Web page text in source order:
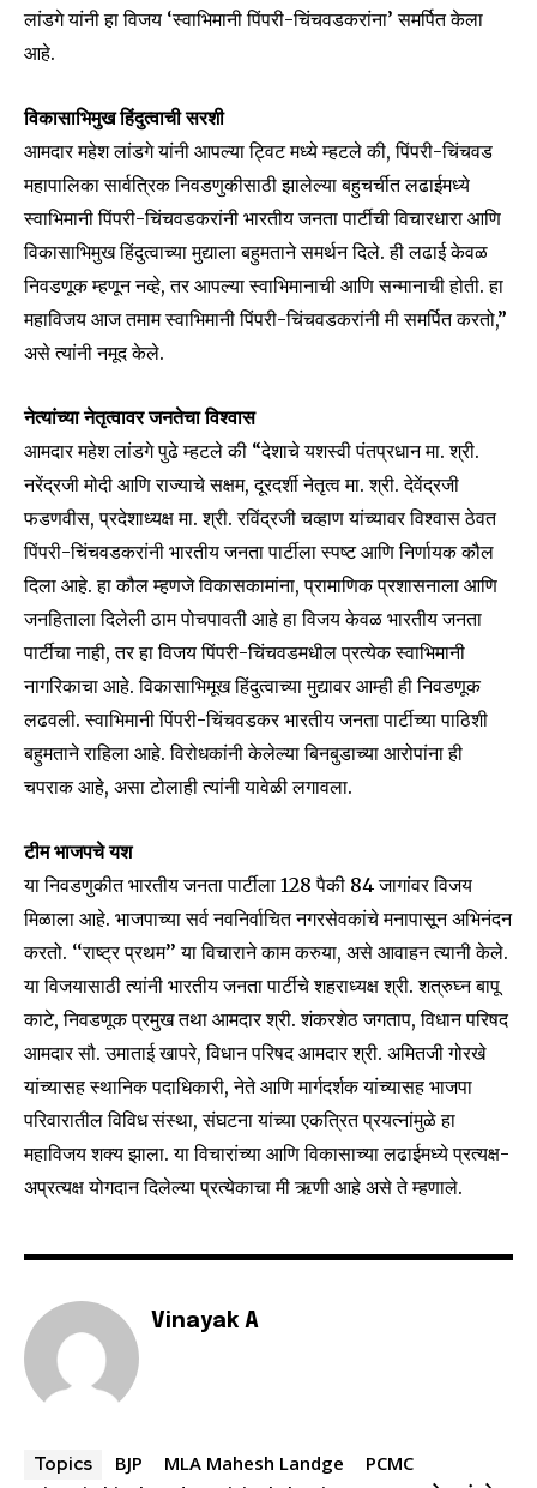
Join our community of
SUBSCRIBERS and be part of the
conversation.
To subscribe, simply enter your email address on our website
or click the subscribe button below. Don't worry, we respect
your privacy and won't spam your inbox. Your information is
safe with us.
SUBSCRIBE
6,300
Fans
32,111
Followers
75
Followers
लांडगे यांनी हा विजय ‘स्वाभिमानी पिंपरी-चिंचवडकरांना’ समर्पित केला
आहे.
विकासाभिमुख हिंदुत्वाची सरशी
आमदार महेश लांडगे यांनी आपल्या ट्विट मध्ये म्हटले की, पिंपरी-चिंचवड
महापालिका सार्वत्रिक निवडणुकीसाठी झालेल्या बहुचर्चीत लढाईमध्ये
स्वाभिमानी पिंपरी-चिंचवडकरांनी भारतीय जनता पार्टीची विचारधारा आणि
विकासाभिमुख हिंदुत्वाच्या मुद्याला बहुमताने समर्थन दिले. ही लढाई केवळ
निवडणूक म्हणून नव्हे, तर आपल्या स्वाभिमानाची आणि सन्मानाची होती. हा
महाविजय आज तमाम स्वाभिमानी पिंपरी-चिंचवडकरांनी मी समर्पित करतो,”
असे त्यांनी नमूद केले.
नेत्यांच्या नेतृत्वावर जनतेचा विश्वास
आमदार महेश लांडगे पुढे म्हटले की “देशाचे यशस्वी पंतप्रधान मा. श्री.
नरेंद्रजी मोदी आणि राज्याचे सक्षम, दूरदर्शी नेतृत्व मा. श्री. देवेंद्रजी
फडणवीस, प्रदेशाध्यक्ष मा. श्री. रविंद्रजी चव्हाण यांच्यावर विश्वास ठेवत
पिंपरी-चिंचवडकरांनी भारतीय जनता पार्टीला स्पष्ट आणि निर्णायक कौल
दिला आहे. हा कौल म्हणजे विकासकामांना, प्रामाणिक प्रशासनाला आणि
जनहिताला दिलेली ठाम पोचपावती आहे हा विजय केवळ भारतीय जनता
पार्टीचा नाही, तर हा विजय पिंपरी-चिंचवडमधील प्रत्येक स्वाभिमानी
नागरिकाचा आहे. विकासाभिमूख हिंदुत्वाच्या मुद्यावर आम्ही ही निवडणूक
लढवली. स्वाभिमानी पिंपरी-चिंचवडकर भारतीय जनता पार्टीच्या पाठिशी
बहुमताने राहिला आहे. विरोधकांनी केलेल्या बिनबुडाच्या आरोपांना ही
चपराक आहे, असा टोलाही त्यांनी यावेळी लगावला.
टीम भाजपचे यश
या निवडणुकीत भारतीय जनता पार्टीला 128 पैकी 84 जागांवर विजय
मिळाला आहे. भाजपाच्या सर्व नवनिर्वाचित नगरसेवकांचे मनापासून अभिनंदन
करतो. ‘‘राष्ट्र प्रथम’’ या विचाराने काम करुया, असे आवाहन त्यानी केले.
या विजयासाठी त्यांनी भारतीय जनता पार्टीचे शहराध्यक्ष श्री. शत्रुघ्न बापू
काटे, निवडणूक प्रमुख तथा आमदार श्री. शंकरशेठ जगताप, विधान परिषद
आमदार सौ. उमाताई खापरे, विधान परिषद आमदार श्री. अमितजी गोरखे
यांच्यासह स्थानिक पदाधिकारी, नेते आणि मार्गदर्शक यांच्यासह भाजपा
परिवारातील विविध संस्था, संघटना यांच्या एकत्रित प्रयत्नांमुळे हा
महाविजय शक्य झाला. या विचारांच्या आणि विकासाच्या लढाईमध्ये प्रत्यक्ष-
अप्रत्यक्ष योगदान दिलेल्या प्रत्येकाचा मी ऋणी आहे असे ते म्हणाले.
Vinayak A
Topics BJP MLA Mahesh Landge
PCMC